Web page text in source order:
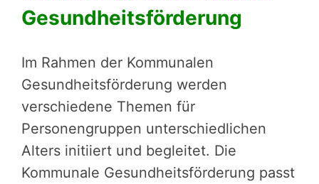
Gesundheitsförderung
Im Rahmen der Kommunalen
Gesundheitsförderung werden
verschiedene Themen für
Personengruppen unterschiedlichen
Alters initiiert und begleitet. Die
Kommunale Gesundheitsförderung passt